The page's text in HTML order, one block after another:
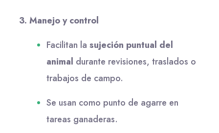
3. Manejo y control
Facilitan la sujeción puntual del
animal durante revisiones, traslados o
trabajos de campo.
Se usan como punto de agarre en
tareas ganaderas.